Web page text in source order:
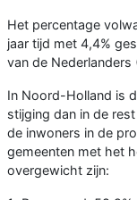
Het percentage
jaar tijd met 4,4%
van de Nederlanders
In Noord-Holland is
stijging dan in de
de inwoners in de
gemeenten met het
overgewicht zijn: